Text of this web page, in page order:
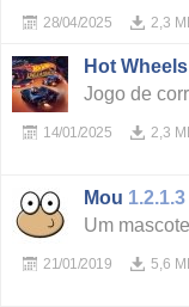
2,3
28/04/2025
Hot
Jogo de
2,3
14/01/2025
Mou 1.2.1.3
Um
5,6
21/01/2019